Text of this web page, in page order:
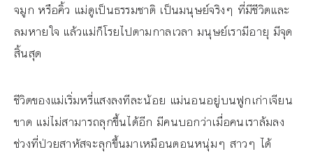
จมูก หรือคิ้ว แม่ดูเป็นธรรมชาติ เป็นมนุษย์จริงๆ ที่มีชีวิตและ
ลมหายใจ แล้วแม่ก็โรยไปตามกาลเวลา มนุษย์เรามีอายุ มีจุด
สิ้นสุด
ชีวิตของแม่เริ่มหรี่แสงลงทีละน้อย แม่นอนอยู่บนฟูกเก่าเจียน
ขาด แม่ไม่สามารถลุกขึ้นได้อีก มีคนบอกว่าเมื่อคนเราล้มลง
ช่วงที่ป่วยสาหัสจะลุกขึ้นมาเหมือนตอนหนุ่มๆ สาวๆ ได้